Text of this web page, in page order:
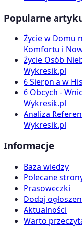
Popularne
Życie w Domu
Komfortu i
Życie Osób
Wykresik.pl
6 Sierpnia w
6 Obcych -
Wykresik.pl
Analiza
Wykresik.pl
Informacje
Baza wiedzy
Polecane
Prasoweczki
Dodaj
Aktualności
Warto